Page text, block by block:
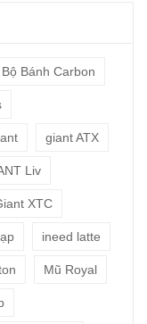
Bộ Bánh Carbon
giant ATX
Liv
XTC
ineed latte
Mũ Royal